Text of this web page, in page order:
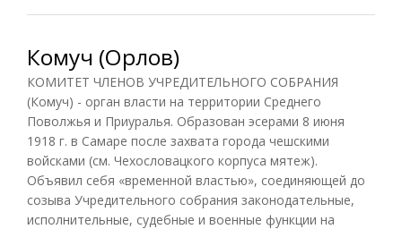
Комуч (Орлов)
КОМИТЕТ ЧЛЕНОВ УЧРЕДИТЕЛЬНОГО СОБРАНИЯ
(Комуч) - орган власти на территории Среднего
Поволжья и Приуралья. Образован эсерами 8 июня
1918 г. в Самаре после захвата города чешскими
войсками (см. Чехословацкого корпуса мятеж).
Объявил себя «временной властью», соединяющей до
созыва Учредительного собрания законодательные,
исполнительные, судебные и военные функции на